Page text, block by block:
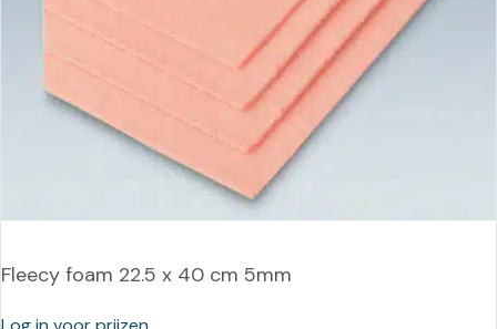
Fleecy foam 22.5 x 40 cm 5mm